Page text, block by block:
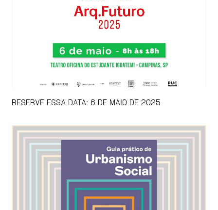
RESERVE ESSA DATA: 6 DE MAIO DE 2025